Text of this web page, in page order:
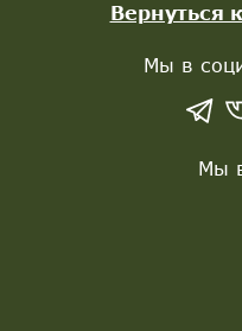
Вернуться
Мы в
Мы